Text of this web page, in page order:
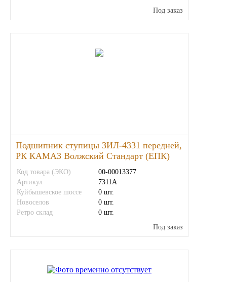
Под заказ
Подшипник ступицы ЗИЛ-4331 передней,
РК КАМАЗ Волжский Стандарт (ЕПК)
Код товара (ЭКО)
00-00013377
Артикул
7311А
Куйбышевское шоссе
0 шт.
Новоселов
0 шт.
Ретро склад
0 шт.
Под заказ